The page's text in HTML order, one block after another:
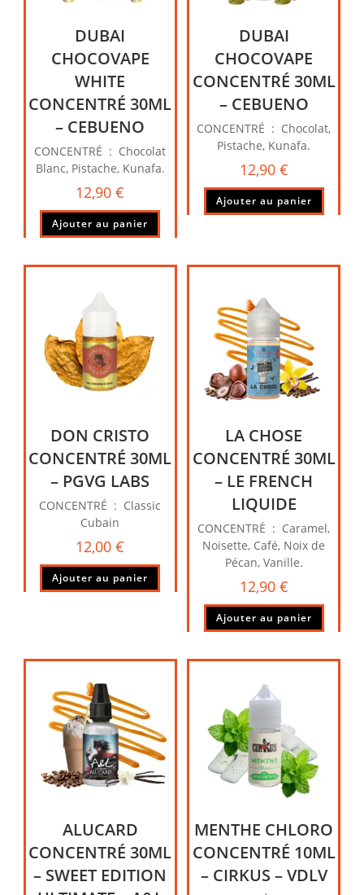
DUBAI
CHOCOVAPE
WHITE
CONCENTRÉ 30ML
– CEBUENO
CONCENTRÉ : Chocolat
Blanc, Pistache, Kunafa.
12,90€
Ajouter au panier
DUBAI
CHOCOVAPE
CONCENTRÉ 30ML
– CEBUENO
CONCENTRÉ : Chocolat,
Pistache, Kunafa.
12,90 €
Ajouter au panier
DON CRISTO
CONCENTRÉ 30ML
– PGVG LABS
CONCENTRÉ : Classic
Cubain
12,00€
Ajouter au panier
LA CHOSE
CONCENTRÉ 30ML
– LE FRENCH
LIQUIDE
CONCENTRÉ : Caramel,
Noisette, Café, Noix de
Pécan, Vanille.
12,90 €
Ajouter au panier
ALUCARD
CONCENTRÉ 30ML
– SWEET EDITION
MENTHE CHLORO
CONCENTRÉ 10ML
– CIRKUS – VDLV